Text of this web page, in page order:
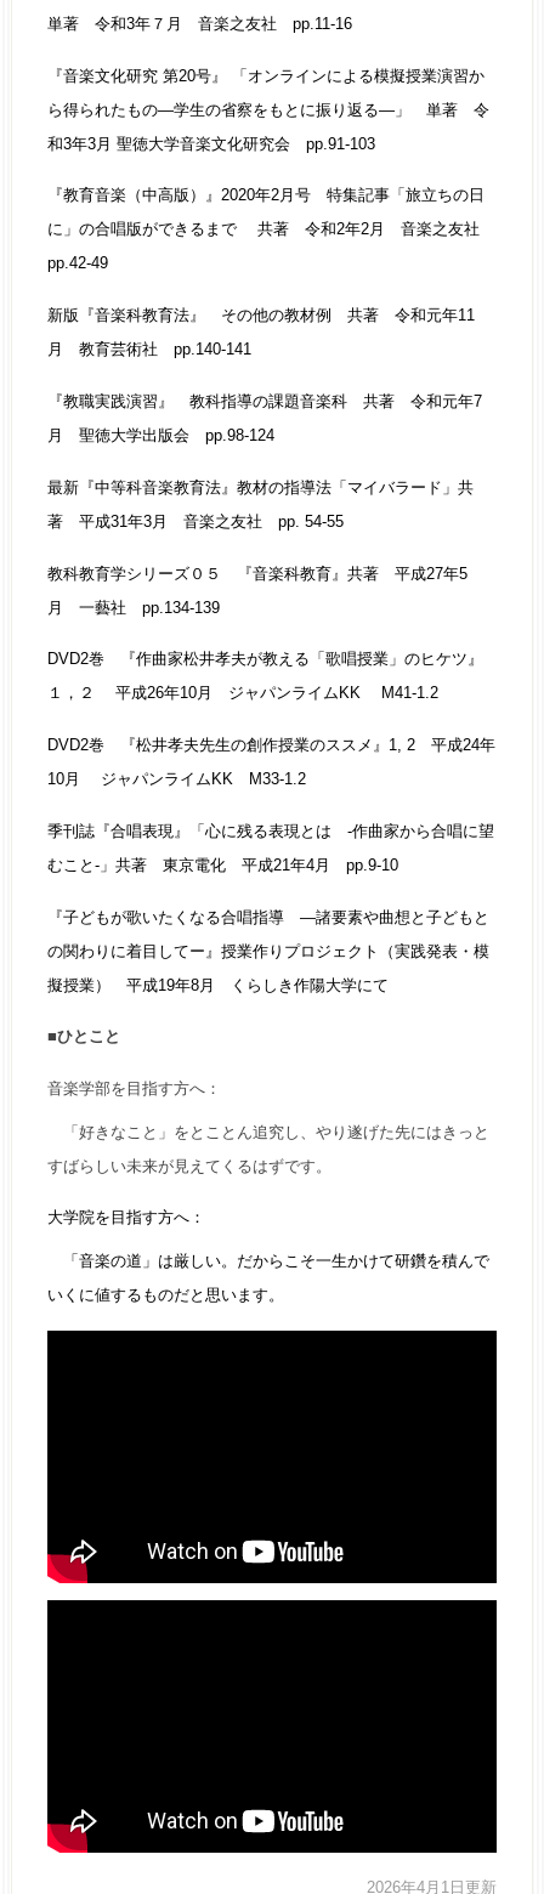
単著 令和3年７月 音楽之友社 pp.11-16
『音楽文化研究 第20号』 「オンラインによる模擬授業演習か
ら得られたもの—学生の省察をもとに振り返る—」 単著 令
和3年3月 聖徳大学音楽文化研究会 pp.91-103
『教育音楽（中高版）』2020年2月号 特集記事「旅立ちの日
に」の合唱版ができるまで 共著 令和2年2月 音楽之友社
pp.42-49
新版『音楽科教育法』 その他の教材例 共著 令和元年11
月 教育芸術社 pp.140-141
『教職実践演習』 教科指導の課題音楽科 共著 令和元年7
月 聖徳大学出版会 pp.98-124
最新『中等科音楽教育法』教材の指導法「マイバラード」共
著 平成31年3月 音楽之友社 pp. 54-55
教科教育学シリーズ０５ 『音楽科教育』共著 平成27年5
月 一藝社 pp.134-139
DVD2巻 『作曲家松井孝夫が教える「歌唱授業」のヒケツ』
１，２ 平成26年10月 ジャパンライムKK M41-1.2
DVD2巻 『松井孝夫先生の創作授業のススメ』1, 2 平成24年
10月 ジャパンライムKK M33-1.2
季刊誌『合唱表現』「心に残る表現とは -作曲家から合唱に望
むこと-」共著 東京電化 平成21年4月 pp.9-10
『子どもが歌いたくなる合唱指導 ―諸要素や曲想と子どもと
の関わりに着目してー』授業作りプロジェクト（実践発表・模
擬授業） 平成19年8月 くらしき作陽大学にて
■ひとこと
音楽学部を目指す方へ：
「好きなこと」をとことん追究し、やり遂げた先にはきっと
すばらしい未来が見えてくるはずです。
大学院を目指す方へ：
「音楽の道」は厳しい。だからこそ一生かけて研鑽を積んで
いくに値するものだと思います。
2026年4月1日更新